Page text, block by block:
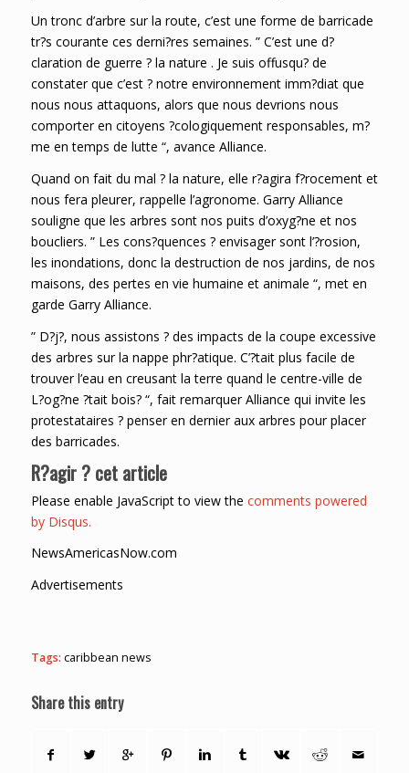
Un tronc d’arbre sur la route, c’est une forme de barricade
tr?s courante ces derni?res semaines. ” C’est une d?
claration de guerre ? la nature . Je suis offusqu? de
constater que c’est ? notre environnement imm?diat que
nous nous attaquons, alors que nous devrions nous
comporter en citoyens ?cologiquement responsables, m?
me en temps de lutte “, avance Alliance.
Quand on fait du mal ? la nature, elle r?agira f?rocement et
nous fera pleurer, rappelle l’agronome. Garry Alliance
souligne que les arbres sont nos puits d’oxyg?ne et nos
boucliers. ” Les cons?quences ? envisager sont l’?rosion,
les inondations, donc la destruction de nos jardins, de nos
maisons, des pertes en vie humaine et animale “, met en
garde Garry Alliance.
” D?j?, nous assistons ? des impacts de la coupe excessive
des arbres sur la nappe phr?atique. C’?tait plus facile de
trouver l’eau en creusant la terre quand le centre-ville de
L?og?ne ?tait bois? “, fait remarquer Alliance qui invite les
protestataires ? penser en dernier aux arbres pour placer
des barricades.
R?agir ? cet article
Please enable JavaScript to view the comments powered
by Disqus.
NewsAmericasNow.com
Advertisements
Tags: caribbean news
Share this entry